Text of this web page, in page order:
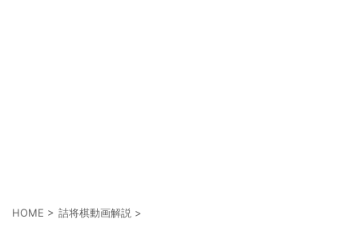
HOME > 詰将棋動画解説 >